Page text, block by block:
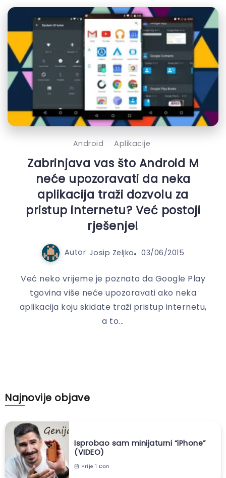
Android Aplikacije
Zabrinjava vas što Android M
neće upozoravati da neka
aplikacija traži dozvolu za
pristup internetu? Već postoji
rješenje!
Autor Josip Zeljko 03/06/2015
Već neko vrijeme je poznato da Google Play
tgovina više neće upozoravati ako neka
aplikacija koju skidate traži pristup internetu,
a to...
Najnovije objave
Isprobao sam minijaturni “iPhone”
(VIDEO)
Prije 1 Dan